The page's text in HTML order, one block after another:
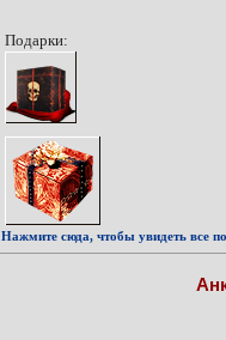
Подарки:
Нажмите сюда, чтобы увидеть все